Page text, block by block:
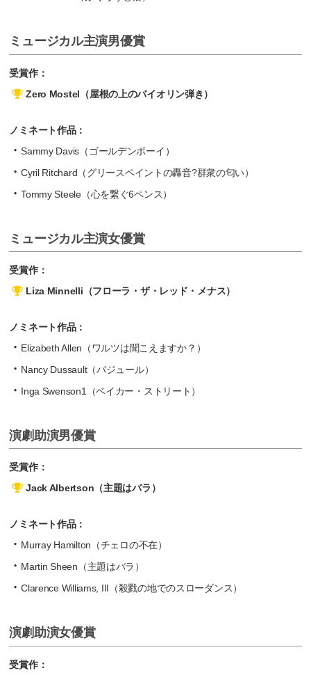
ミュージカル主演男優賞
受賞作：
Zero Mostel（屋根の上のバイオリン弾き）
ノミネート作品：
Sammy Davis（ゴールデンボーイ）
Cyril Ritchard（グリースペイントの轟音?群衆の匂い）
Tommy Steele（心を繋ぐ6ペンス）
ミュージカル主演女優賞
受賞作：
Liza Minnelli（フローラ・ザ・レッド・メナス）
ノミネート作品：
Elizabeth Allen（ワルツは聞こえますか？）
Nancy Dussault（バジュール）
Inga Swenson1（ベイカー・ストリート）
演劇助演男優賞
受賞作：
Jack Albertson（主題はバラ）
ノミネート作品：
Murray Hamilton（チェロの不在）
Martin Sheen（主題はバラ）
Clarence Williams, III（殺戮の地でのスローダンス）
演劇助演女優賞
受賞作：